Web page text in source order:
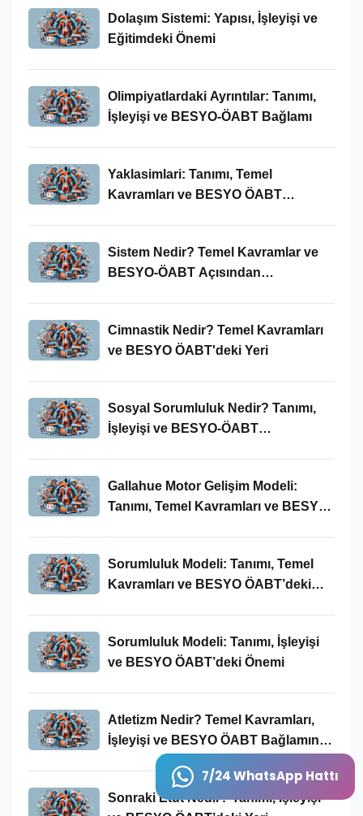
7/24 WhatsApp Hattı
Dolaşım Sistemi: Yapısı, İşleyişi ve
Eğitimdeki Önemi
Olimpiyatlardaki Ayrıntılar: Tanımı,
İşleyişi ve BESYO-ÖABT Bağlamı
Yaklasimlari: Tanımı, Temel
Kavramları ve BESYO ÖABT
Sistem Nedir? Temel Kavramlar ve
BESYO-ÖABT Açısından
Cimnastik Nedir? Temel Kavramları
ve BESYO ÖABT'deki Yeri
Sosyal Sorumluluk Nedir? Tanımı,
İşleyişi ve BESYO-ÖABT
Gallahue Motor Gelişim Modeli:
Tanımı, Temel Kavramları ve BESYO-
Sorumluluk Modeli: Tanımı, Temel
Kavramları ve BESYO ÖABT’deki
Sorumluluk Modeli: Tanımı, İşleyişi
ve BESYO ÖABT’deki Önemi
Atletizm Nedir? Temel Kavramları,
İşleyişi ve BESYO ÖABT Bağlamında
Sonraki Etüt Nedir? Tanımı, İşleyişi